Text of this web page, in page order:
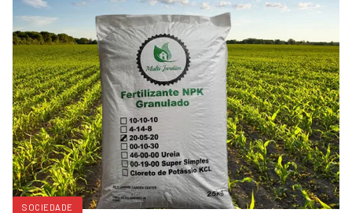
SOCIEDADE